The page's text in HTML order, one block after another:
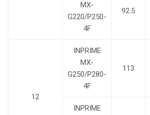
MX-
G220/P250-
4F
92.5
12
INPRIME
MX-
G250/P280-
4F
113
INPRIME